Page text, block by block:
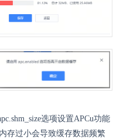
选项设置APCu功能
存过小会导致缓存数据频繁